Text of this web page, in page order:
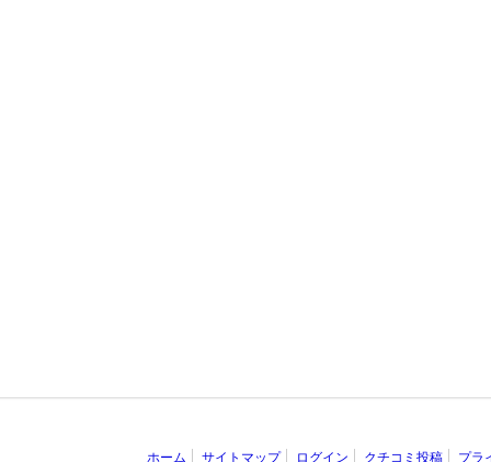
ホーム サイトマップ ログイン クチコミ投稿 プラ